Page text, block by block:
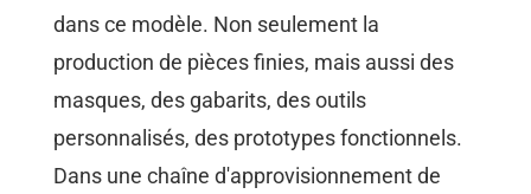
dans ce modèle. Non seulement la
production de pièces finies, mais aussi des
masques, des gabarits, des outils
personnalisés, des prototypes fonctionnels.
Dans une chaîne d'approvisionnement de